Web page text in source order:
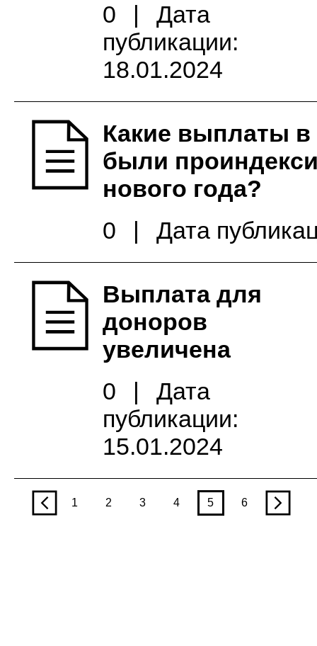
0
|
Дата
публикации:
18.01.2024
Какие выплаты
были
нового года?
0
| Дата
Выплата для
доноров
увеличена
0
|
Дата
публикации:
15.01.2024
p 1 2 3 4 5 6 n